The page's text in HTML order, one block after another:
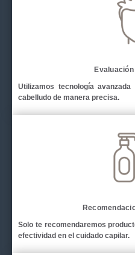
Utilizamos tecnología
cabelludo de manera precisa.
Solo te recomendaremos
efectividad en el cuidado capilar.